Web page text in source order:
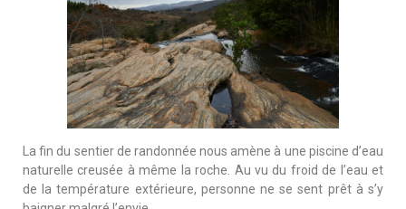
La fin du sentier de randonnée nous amène à une piscine d’eau
naturelle creusée à même la roche. Au vu du froid de l’eau et
de la température extérieure, personne ne se sent prêt à s’y